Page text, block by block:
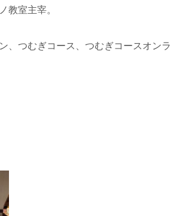
教室主宰。
、つむぎコース、つむぎコースオン